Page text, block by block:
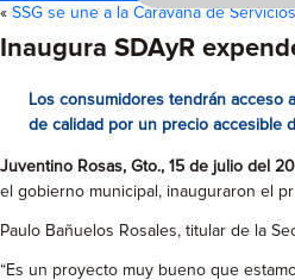
« SSG se une a la Caravana de
Inaugura SDAyR
Los consumidores tendrán acceso
de calidad por un precio accesible
Juventino Rosas, Gto., 15 de julio del
el gobierno municipal, inauguraron el
Paulo Bañuelos Rosales, titular de la
“Es un proyecto muy bueno que